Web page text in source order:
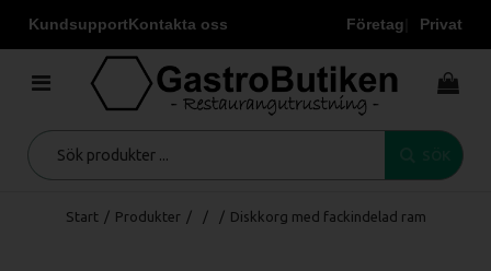
KundsupportKontakta oss Företag Privat
Start / Produkter / / / Diskkorg med fackindelad ram